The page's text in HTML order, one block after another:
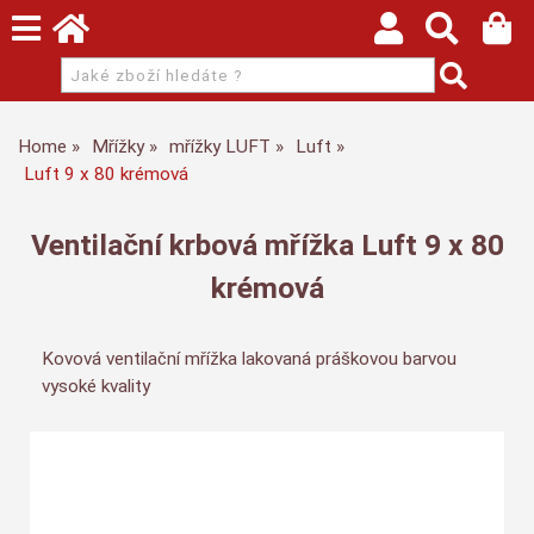
Home Mřížky mřížky LUFT
Luft
Luft 9 x 80 krémová
Ventilační krbová mřížka Luft 9 x 80
krémová
Kovová ventilační mřížka lakovaná práškovou barvou
vysoké kvality